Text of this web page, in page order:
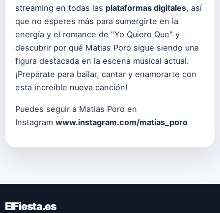
streaming en todas las plataformas digitales, así
que no esperes más para sumergirte en la
energía y el romance de "Yo Quiero Que" y
descubrir por qué Matias Poro sigue siendo una
figura destacada en la escena musical actual.
¡Prepárate para bailar, cantar y enamorarte con
esta increíble nueva canción!
Puedes seguir a Matias Poro en
Instagram www.instagram.com/matias_poro
ElFiesta.es